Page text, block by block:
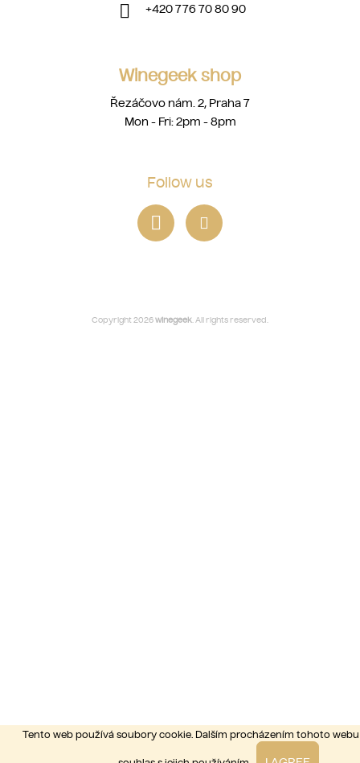
Tento web používá soubory cookie. Dalším procházením tohoto
+420 776 70 80 90
Winegeek shop
Řezáčovo nám. 2, Praha 7
Mon - Fri: 2pm - 8pm
Follow us
Copyright 2026winegeek. All rights reserved.